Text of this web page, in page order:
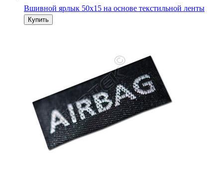
Вшивной ярлык 50х15 на основе текстильной ленты